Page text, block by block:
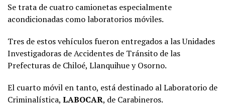
Se trata de cuatro camionetas especialmente
acondicionadas como laboratorios móviles.
Tres de estos vehículos fueron entregados a las Unidades
Investigadoras de Accidentes de Tránsito de las
Prefecturas de Chiloé, Llanquihue y Osorno.
El cuarto móvil en tanto, está destinado al Laboratorio de
Criminalística, LABOCAR, de Carabineros.